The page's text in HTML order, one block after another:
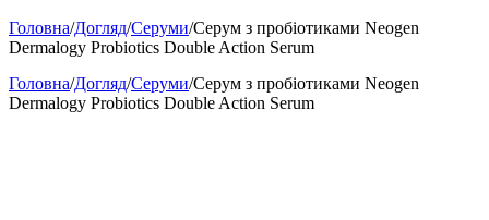
Головна/Догляд/Серуми/Серум з пробіотиками Neogen
Dermalogy Probiotics Double Action Serum
Головна/Догляд/Серуми/Серум з пробіотиками Neogen
Dermalogy Probiotics Double Action Serum